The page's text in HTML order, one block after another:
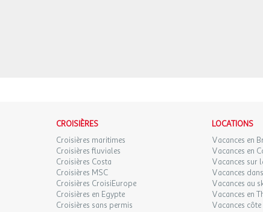
CROISIÈRES
Croisières maritimes
Croisières fluviales
Croisières Costa
Croisières MSC
Croisières CroisiEurope
Croisières en Egypte
Croisières sans permis
LOCATIONS
Vacances en
Vacances en
Vacances sur
Vacances
Vacances au
Vacances en
Vacances